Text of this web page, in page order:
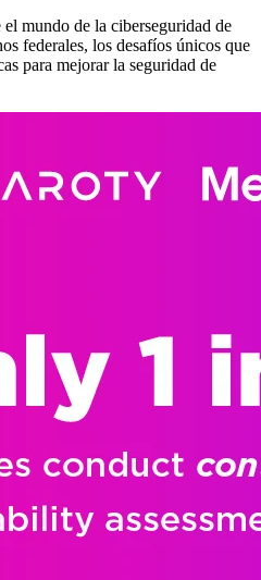
mundo de la ciberseguridad de
federales, los desafíos únicos que
para mejorar la seguridad de